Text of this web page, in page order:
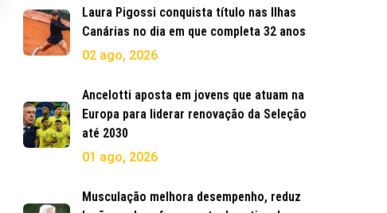
Laura Pigossi conquista título nas Ilhas
Canárias no dia em que completa 32 anos
02 ago, 2026
Ancelotti aposta em jovens que atuam na
Europa para liderar renovação da Seleção
até 2030
01 ago, 2026
Musculação melhora desempenho, reduz